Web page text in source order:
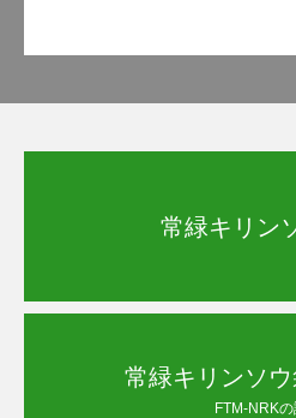
常緑キリン
常緑キリンソ
FTM-NRKの